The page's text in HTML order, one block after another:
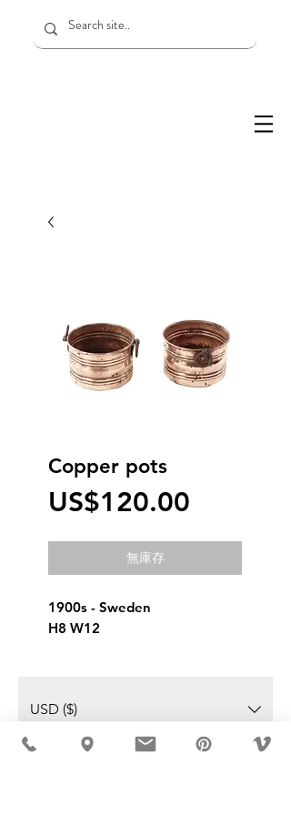
Copper pots
US$120.00
格
無庫存
1900s - Sweden
H8 W12
USD ($)